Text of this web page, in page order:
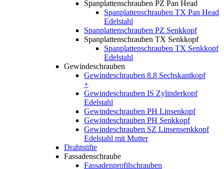
Spanplattenschrauben PZ Pan Head
Spanplattenschrauben TX Pan Head
Edelstahl
Spanplattenschrauben PZ Senkkopf
Spanplattenschrauben TX Senkkopf
Spanplattenschrauben TX Senkkopf
Edelstahl
Gewindeschrauben
Gewindeschrauben 8.8 Sechskantkopf
+
Gewindeschrauben IS Zylinderkopf
Edelstahl
Gewindeschrauben PH Linsenkopf
Gewindeschrauben PH Senkkopf
Gewindeschrauben SZ Linsensenkkopf
Edelstahl mit Mutter
Drahtstifte
Fassadenschraube
Fassadenprofilschrauben